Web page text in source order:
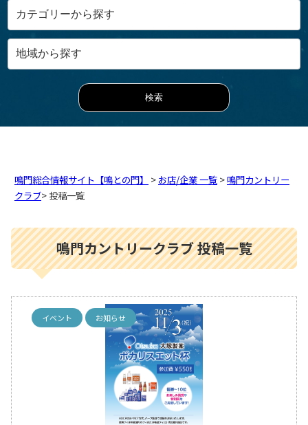
鳴門総合情報サイト【鳴との門】 > お店/企業 一覧 >鳴門カントリー
クラブ> 投稿一覧
鳴門カントリークラブ 投稿一覧
イベント お知らせ